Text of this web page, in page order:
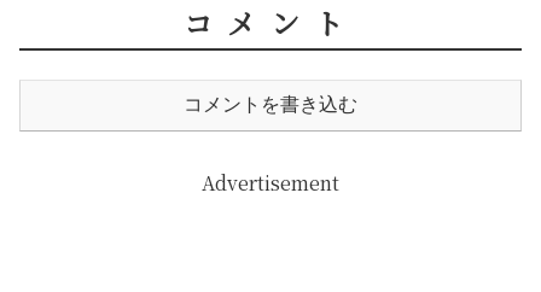
コメント
コメントを書き込む
Advertisement